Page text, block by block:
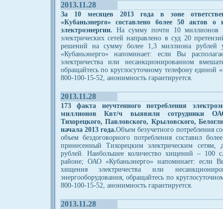
2013.11.28
За 10 месяцев 2013 года в зоне
«Кубаньэнерго» составлено более 50 актов о
электроэнергии. На сумму почти 10 миллионов
электрических сетей направлено в суд 20
решений на сумму более 1,3 миллиона
«Кубаньэнерго» напоминает: если Вы
электричества или несанкционированном
обращайтесь по круглосуточному телефону
800-100-15-52, анонимность гарантируется.
2013.11.28
173 факта неучтенного потребления
миллионов Квт/ч выявили сотрудники
Тихорецкого, Павловского, Крыловского,
начала 2013 года.Объем безучетного потребления
объем бездоговорного потребления составил
принесенный Тихорецким электрическим сетям,
рублей. Наибольшее количество хищений – 100
районе; ОАО «Кубаньэнерго» напоминает: если
хищения электричества или
энергооборудования, обращайтесь по
800-100-15-52, анонимность гарантируется.
2013.11.28